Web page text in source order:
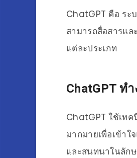
ChatGPT คือ ร
สามารถสื่อสารแ
แต่ละประเภท
ChatGPT ท
ChatGPT ใช้เทค
มากมายเพื่อเข้า
และสนทนาในลัก